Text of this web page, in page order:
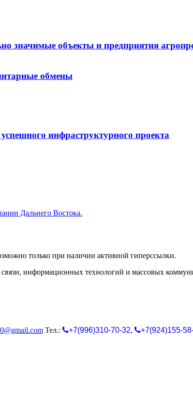
значимые объекты и предприятия
обмены
инфраструктурного проекта
Дальнего Востока.
только при наличии активной гиперссылки.
информационных технологий и массовых
Тел.: +7(996)310-70-32,
+7(924)155-